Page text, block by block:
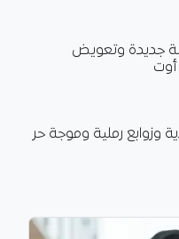
10 آلاف حافلة جديدة وتعويض
أوت
رملية وموجة حر